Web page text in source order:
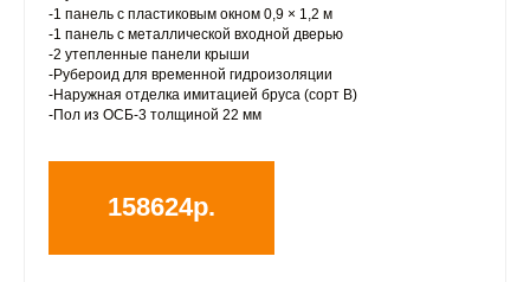
-1 панель с пластиковым окном 0,9 × 1,2 м
-1 панель с металлической входной дверью
-2 утепленные панели крыши
-Рубероид для временной гидроизоляции
-Наружная отделка имитацией бруса (сорт B)
-Пол из ОСБ-3 толщиной 22 мм
158624р.